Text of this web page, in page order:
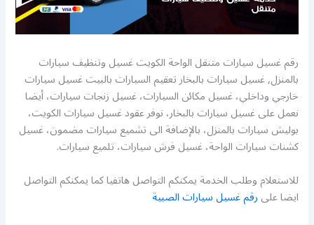
رقم غسيل سيارات متنقل الواحة الكويت غسيل وتنظيف سيارات
بالمنزل, غسيل سيارات بالبخار تعقيم السيارات بالبيت غسيل سيارات
خارجي وداخلي، غسيل مكائن السيارات، غسيل زنجات سيارات، أيضا
نعمل على غسيل سيارات بالبخار، نوفر عقود غسيل سيارات الكويت،
بوليش سيارات بالمنزل، بالإضافة الى تشميع سيارات مضمون، غسيل
كشنات سيارات الواحة، غسيل فرش سيارات، تلميع سيارات.
للاستعلام وطلب الخدمة يمكنكم التواصل هاتفيا كما يمكنكم التواصل
ايضا علىرقم غسيل سيارات الصبية